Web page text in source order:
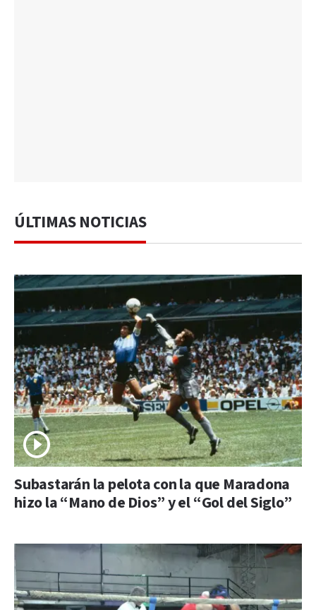
ÚLTIMAS NOTICIAS
Subastarán la pelota con la que Maradona
hizo la “Mano de Dios” y el “Gol del Siglo”